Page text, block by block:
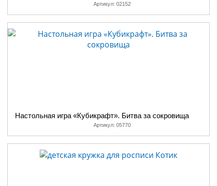
Артикул: 02152
Настольная игра «Кубикрафт». Битва за сокровища
Артикул: 05770